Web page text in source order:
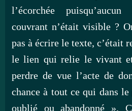
l’écorchée
couvrant n’était visible ?
pas à écrire le texte, c’était
le lien qui relie le vivant
perdre de vue l’acte de
chance à tout ce qui dans le
oublié ou abandonné ».